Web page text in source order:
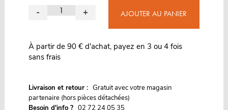
- + AJOUTER AU PANIER
À partir de 90 € d'achat, payez en 3 ou 4 fois
sans frais
Livraison et retour : Gratuit avec votre magasin
partenaire (hors pièces détachées)
Besoin d'info ? 02 72 24 05 35